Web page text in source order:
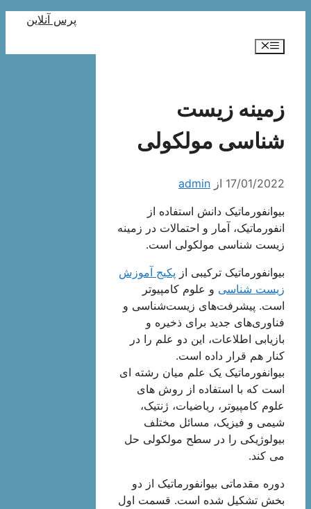
پرس آنلاین
فهرست
زمینه زیست
شناسی مولکولی
17/01/2022 از admin
بیوانفورماتیک دانش استفاده از
انفورماتیک، آمار و احتمالات در زمینه
زیست شناسی مولکولی است.
بیوانفورماتیک ترکیبی از پکیج آموزش
زیست شناسی و علوم کامپیوتر
است. پیشرفت‌های زیست‌شناسی و
فناوری‌های جدید برای ذخیره و
بازیابی اطلاعات، این دو علم را در
کنار هم قرار داده است.
بیوانفورماتیک یک علم میان رشته ای
است که با استفاده از روش های
علوم کامپیوتر، ریاضیات، ژنتیک،
شیمی و فیزیک، مسائل مختلف
بیولوژیکی را در سطح مولکولی حل
می کند.
دوره مقدماتی بیوانفورماتیک از دو
بخش تشکیل شده است. قسمت اول